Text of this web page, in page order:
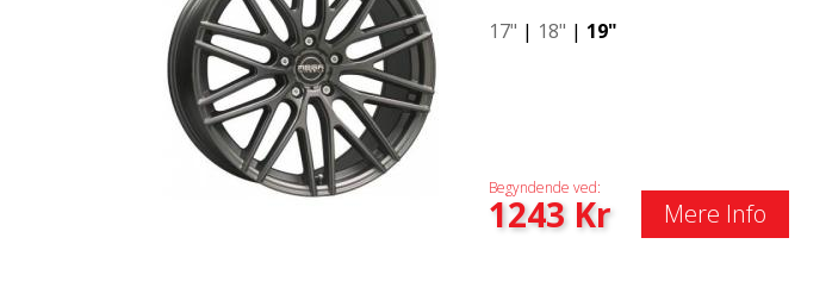
17" | 18" | 19"
Begyndende ved:
1243Kr Mere Info